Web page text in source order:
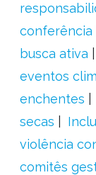
conferência
busca ativa
eventos
enchentes
secas
violência
comitês